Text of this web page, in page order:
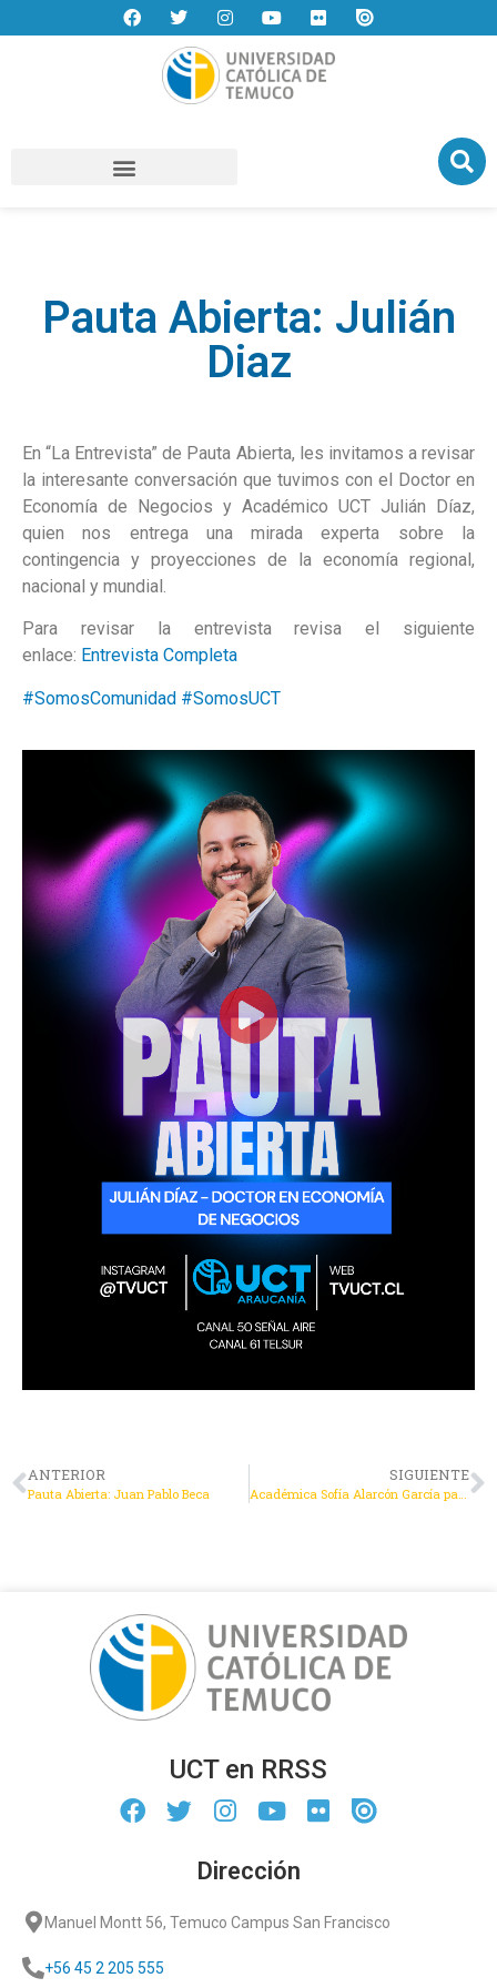
Pauta Abierta: Julián
Diaz
En “La Entrevista” de Pauta Abierta, les invitamos a revisar
la interesante conversación que tuvimos con el Doctor en
Economía de Negocios y Académico UCT Julián Díaz,
quien nos entrega una mirada experta sobre la
contingencia y proyecciones de la economía regional,
nacional y mundial.
Para revisar la entrevista revisa el siguiente
enlace: Entrevista Completa
#SomosComunidad #SomosUCT
ANTERIOR
Pauta Abierta: Juan Pablo Beca
SIGUIENTE
Académica Sofía Alarcón García participa como profesora invitada en defensa de tesis del Programa de Magíster en Derecho en la Universidad de Chile.
UCT en RRSS
Dirección
Manuel Montt 56, Temuco Campus San Francisco
+56 45 2 205 555